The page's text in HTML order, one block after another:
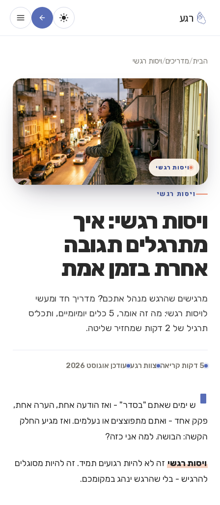
רגע
הבית/מדריכים/ויסות רגשי
ויסות רגשי
ויסות רגשי: איך
מתרגלים תגובה
אחרת בזמן אמת
מרגישים שהרגש מנהל אתכם? מדריך חד ומעשי
לויסות רגשי: מה זה אומר, 5 כלים יומיומיים, ותכל׳ס
תרגיל של 2 דקות שמחזיר שליטה.
5 דקות קריאה צוות רגע עודכן אוגוסט 2026
ויסות רגשי
י ש ימים שאתם "בסדר" - ואז הודעה אחת, הערה אחת,
פקק אחד - ואתם מתפוצצים או נעלמים. ואז מגיע החלק
הקשה: הבושה. למה אני כזה?
ויסות רגשי זה לא להיות רגועים תמיד. זה להיות מסוגלים
להרגיש - בלי שהרגש ינהג במקומכם.